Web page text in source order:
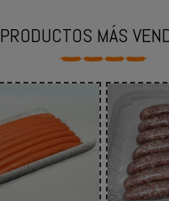
PRODUCTOS MÁS